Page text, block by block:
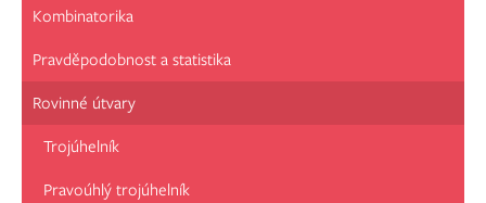
Kombinatorika
Pravděpodobnost a statistika
Rovinné útvary
Trojúhelník
Pravoúhlý trojúhelník